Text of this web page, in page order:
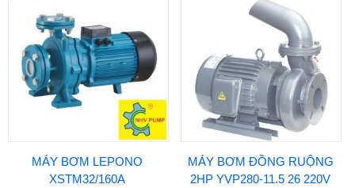
MÁY BƠM LEPONO
XSTM32/160A
MÁY BƠM ĐỒNG RUỘNG
2HP YVP280-11.5 26 220V